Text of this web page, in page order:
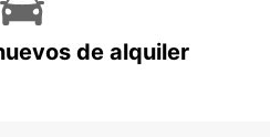
de alquiler